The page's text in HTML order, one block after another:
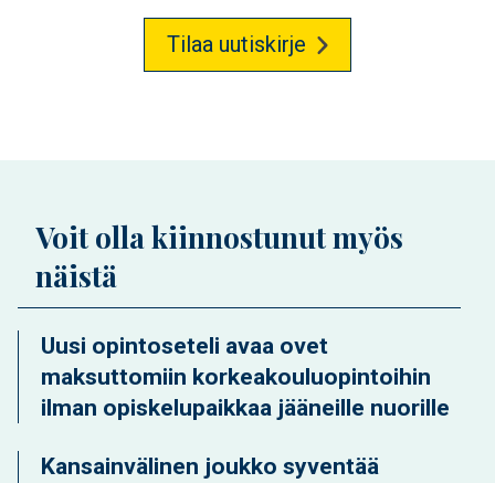
Tilaa uutiskirje
Voit olla kiinnostunut myös
näistä
Uusi opintoseteli avaa ovet
maksuttomiin korkeakouluopintoihin
ilman opiskelupaikkaa jääneille nuorille
Kansainvälinen joukko syventää